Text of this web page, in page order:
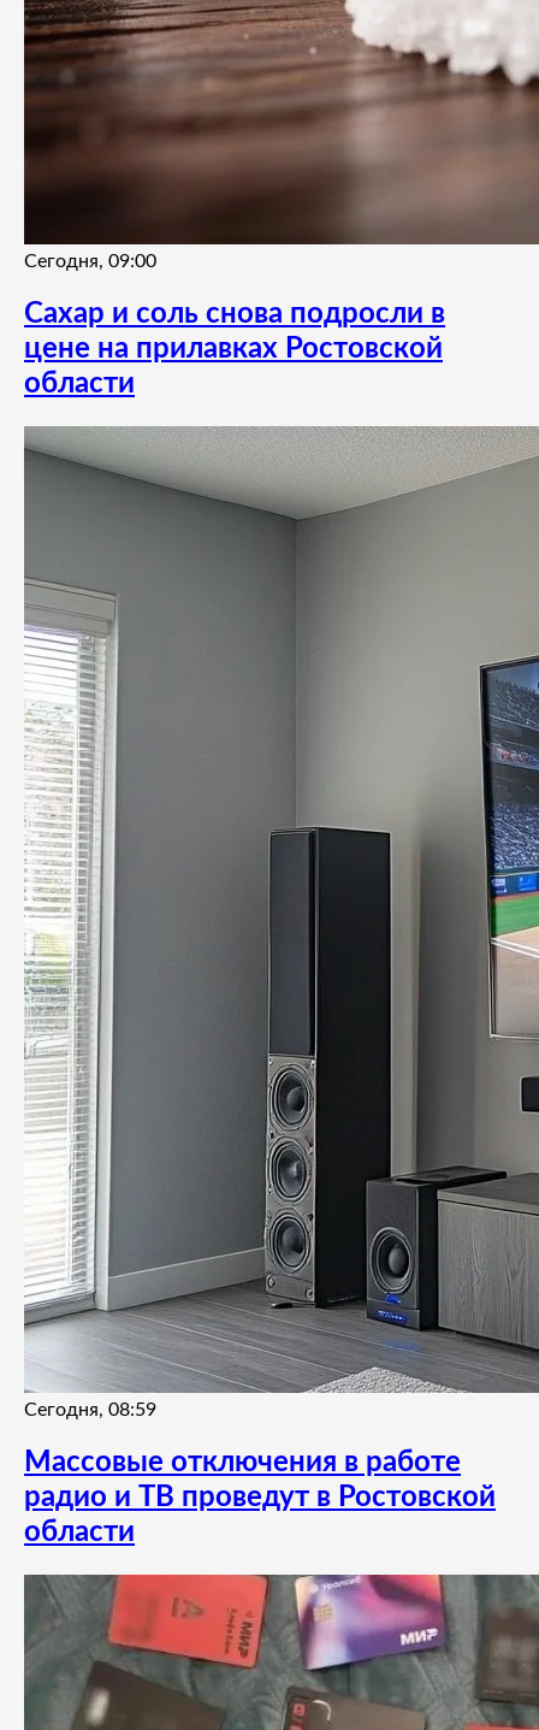
Сегодня, 09:00
Сахар и соль снова подросли в
цене на прилавках Ростовской
области
Сегодня, 08:59
Массовые отключения в работе
радио и ТВ проведут в Ростовской
области